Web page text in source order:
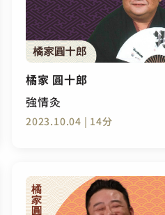
橘家 圓十郎
強情灸
2023.10.04 | 14分